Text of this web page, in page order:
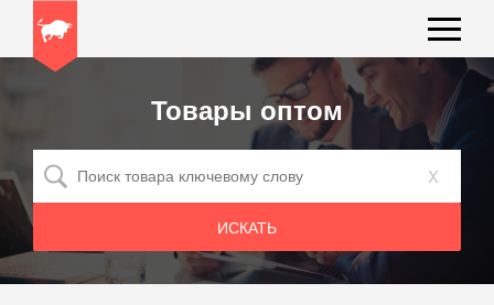
Товары оптом
x